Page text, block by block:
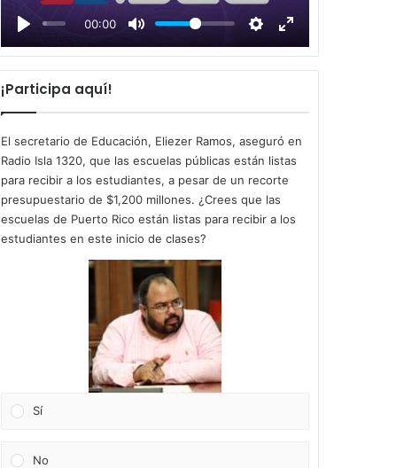
00:00
l
a
y
¡Participa aquí!
El secretario de Educación, Eliezer Ramos, aseguró en
Radio Isla 1320, que las escuelas públicas están listas
para recibir a los estudiantes, a pesar de un recorte
presupuestario de $1,200 millones. ¿Crees que las
escuelas de Puerto Rico están listas para recibir a los
estudiantes en este inicio de clases?
Sí
No